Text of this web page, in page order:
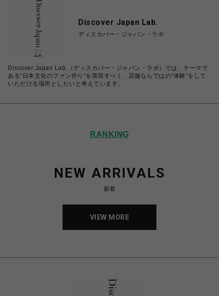
Discover Japan Lab.
ディスカバー・ジャパン・ラボ
Discover Japan Lab.（ディスカバー・ジャパン・ラボ）では、テーマで
ある“日本文化のファン作り”を実現すべく、店舗ならではの“体験”をして
いただける場所としたいと考えています。
RANKING
NEW ARRIVALS
新着
VIEW MORE